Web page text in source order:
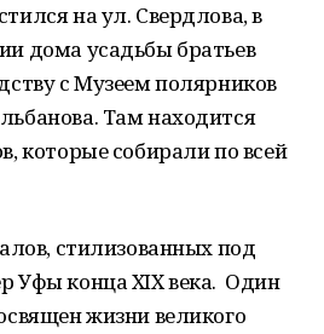
на ул. Свердлова, в
дома усадьбы братьев
с Музеем полярников
Там находится
которые собирали по всей
стилизованных под
Уфы конца XIX века. Один
жизни великого